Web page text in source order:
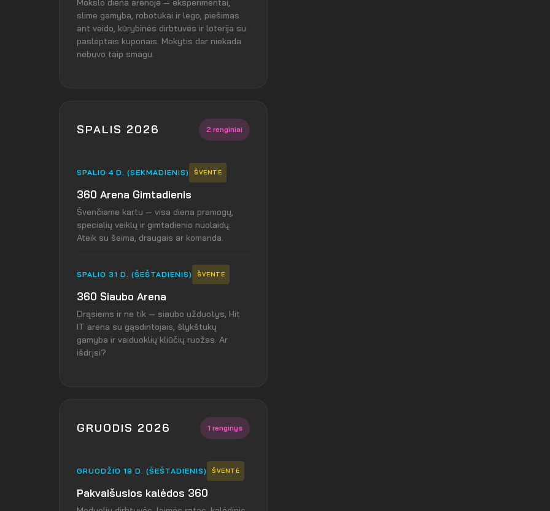
slime gamyba, robotukai ir lego, piešimas
ant veido, kūrybinės dirbtuvės ir loterija su
paslėptais kuponais. Mokytis dar niekada
nebuvo taip smagu.
SPALIS 2026 2 renginiai
SPALIO 4 D. (SEKMADIENIS) ŠVENTĖ
360 Arena Gimtadienis
Švenčiame kartu — visa diena pramogų,
specialių veiklų ir gimtadienio nuolaidų.
Ateik su šeima, draugais ar komanda.
SPALIO 31 D. (ŠEŠTADIENIS) ŠVENTĖ
360 Siaubo Arena
Drąsiems ir ne tik — siaubo užduotys, Hit
IT arena su gąsdintojais, šlykštukų
gamyba ir vaiduoklių kliūčių ruožas. Ar
išdrįsi?
GRUODIS 2026 1 renginys
GRUODŽIO 19 D. (ŠEŠTADIENIS) ŠVENTĖ
Pakvaišusios kalėdos 360